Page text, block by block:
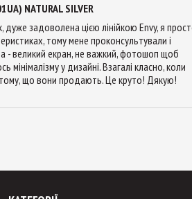
NATURAL SILVER
задоволена цією лінійкою Envy, я
тому мене проконсультували і
- великий екран, не важкий, фотошоп щоб
мінімалізму у дизайні. Взагалі класно, коли
що вони продають. Це круто! Дякую!